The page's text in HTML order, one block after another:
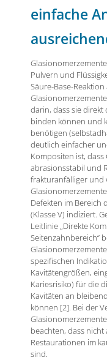
einfache
Pulvern und
Säure-Base-
darin, dass sie
binden können und
benötigen
deutlich einfacher
Kompositen ist,
abrasionsstabil und
frakturanfälliger und
Defekten im Bereich
(Klasse V) indiziert.
Leitlinie „Direkte
Seitenzahnbereich“
spezifischen
Kavitätengrößen,
Kariesrisiko) für die
Kavitäten an
können [2]. Bei der
beachten, dass
Restaurationen im
sind.